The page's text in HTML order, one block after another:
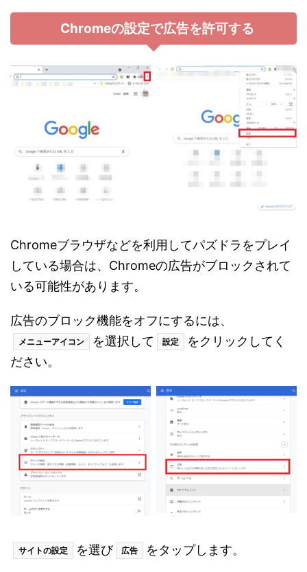
Chromeの設定で広告を許可する
Chromeブラウザなどを利用してパズドラをプレイ
している場合は、Chromeの広告がブロックされて
いる可能性があります。
広告のブロック機能をオフにするには、
メニューアイコン を選択して 設定
をクリックしてく
ださい。
サイトの設定 を選び 広告 をタップします。